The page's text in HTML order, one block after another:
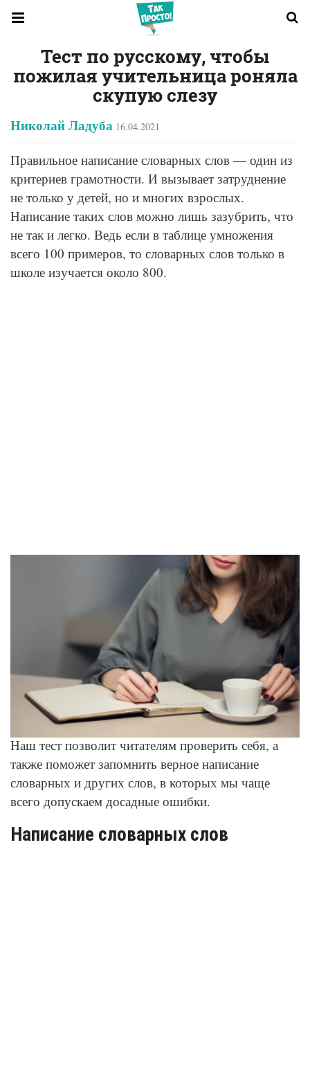
Тест по русскому, чтобы
пожилая учительница роняла
скупую слезу
Николай Ладуба 16.04.2021
Правильное написание словарных слов — один из
критериев грамотности. И вызывает затруднение
не только у детей, но и многих взрослых.
Написание таких слов можно лишь зазубрить, что
не так и легко. Ведь если в таблице умножения
всего 100 примеров, то словарных слов только в
школе изучается около 800.
Наш тест позволит читателям проверить себя, а
также поможет запомнить верное написание
словарных и других слов, в которых мы чаще
всего допускаем досадные ошибки.
Написание словарных слов